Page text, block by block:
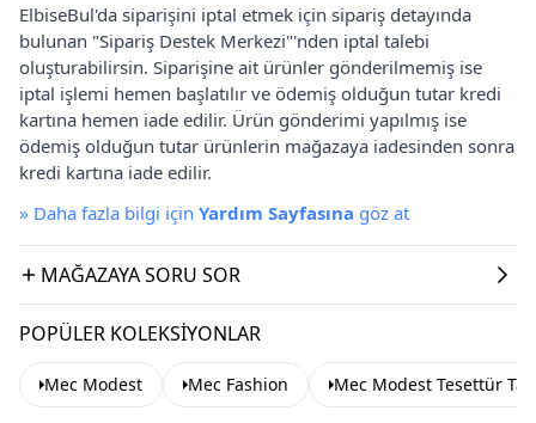
ElbiseBul'da siparişini iptal etmek için sipariş detayında
bulunan "Sipariş Destek Merkezi"'nden iptal talebi
oluşturabilirsin. Siparişine ait ürünler gönderilmemiş ise
iptal işlemi hemen başlatılır ve ödemiş olduğun tutar kredi
kartına hemen iade edilir. Ürün gönderimi yapılmış ise
ödemiş olduğun tutar ürünlerin mağazaya iadesinden sonra
kredi kartına iade edilir.
» Daha fazla bilgi için Yardım Sayfasına göz at
MAĞAZAYA SORU SOR
POPÜLER KOLEKSIYONLAR
Mec Modest Mec Fashion Mec Modest Tesettür